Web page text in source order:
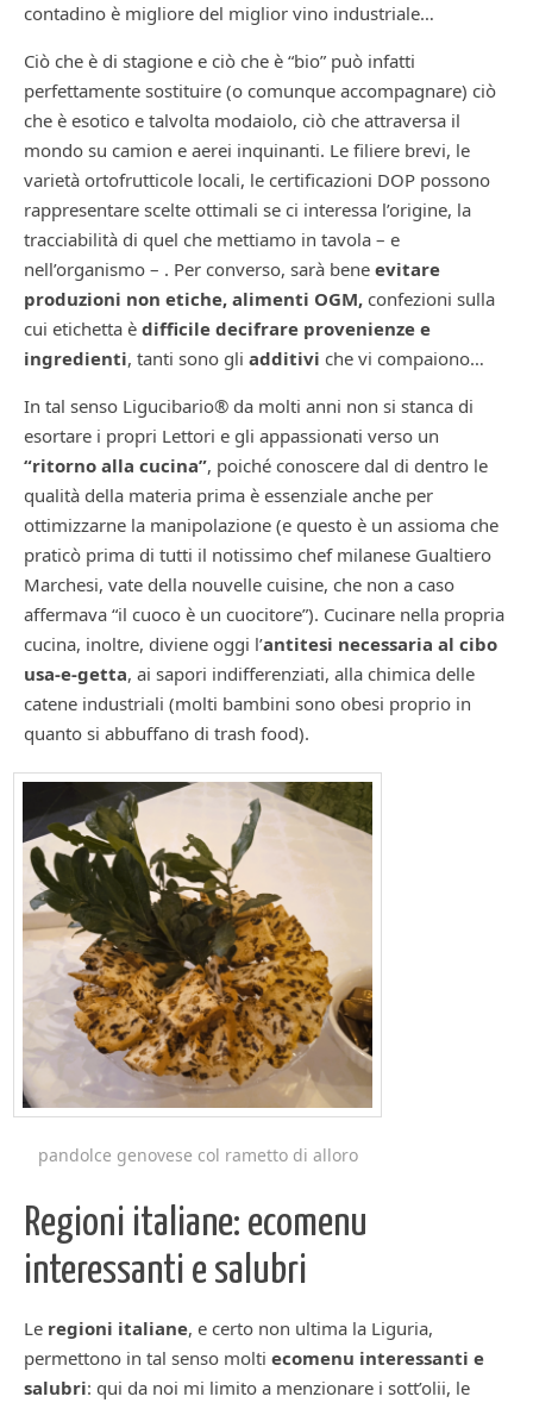
contadino è migliore del miglior vino industriale…
Ciò che è di stagione e ciò che è “bio” può infatti
perfettamente sostituire (o comunque accompagnare) ciò
che è esotico e talvolta modaiolo, ciò che attraversa il
mondo su camion e aerei inquinanti. Le filiere brevi, le
varietà ortofrutticole locali, le certificazioni DOP possono
rappresentare scelte ottimali se ci interessa l’origine, la
tracciabilità di quel che mettiamo in tavola – e
nell’organismo – . Per converso, sarà bene evitare
produzioni non etiche, alimenti OGM, confezioni sulla
cui etichetta è difficile decifrare provenienze e
ingredienti, tanti sono gli additivi che vi compaiono…
In tal senso Ligucibario® da molti anni non si stanca di
esortare i propri Lettori e gli appassionati verso un
“ritorno alla cucina”, poiché conoscere dal di dentro le
qualità della materia prima è essenziale anche per
ottimizzarne la manipolazione (e questo è un assioma che
praticò prima di tutti il notissimo chef milanese Gualtiero
Marchesi, vate della nouvelle cuisine, che non a caso
affermava “il cuoco è un cuocitore”). Cucinare nella propria
cucina, inoltre, diviene oggi l’antitesi necessaria al cibo
usa-e-getta, ai sapori indifferenziati, alla chimica delle
catene industriali (molti bambini sono obesi proprio in
quanto si abbuffano di trash food).
pandolce genovese col rametto di alloro
Regioni italiane: ecomenu
interessanti e salubri
Le regioni italiane, e certo non ultima la Liguria,
permettono in tal senso molti ecomenu interessanti e
salubri: qui da noi mi limito a menzionare i sott’olii, le